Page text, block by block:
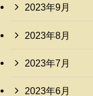
2023年9月
2023年8月
2023年7月
2023年6月